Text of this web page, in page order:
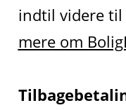
indtil videre til
mere om